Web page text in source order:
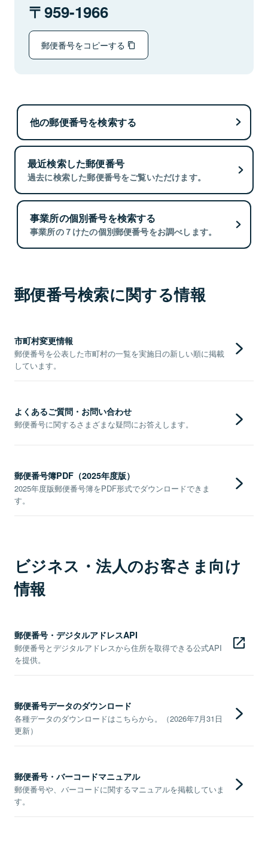
959-1966
郵便番号をコピーする
他の郵便番号を検索する
最近検索した郵便番号
過去に検索した郵便番号をご覧いただけます。
事業所の個別番号を検索する
事業所の７けたの個別郵便番号をお調べします。
郵便番号検索に関する情報
市町村変更情報
郵便番号を公表した市町村の一覧を実施日の新しい順に掲載
しています。
よくあるご質問・お問い合わせ
郵便番号に関するさまざまな疑問にお答えします。
郵便番号簿PDF（2025年度版）
2025年度版郵便番号簿をPDF形式でダウンロードできま
す。
ビジネス・法人のお客さま向け
情報
郵便番号・デジタルアドレスAPI
郵便番号とデジタルアドレスから住所を取得できる公式API
を提供。
郵便番号データのダウンロード
各種データのダウンロードはこちらから。（2026年7月31日
更新）
郵便番号・バーコードマニュアル
郵便番号や、バーコードに関するマニュアルを掲載していま
す。